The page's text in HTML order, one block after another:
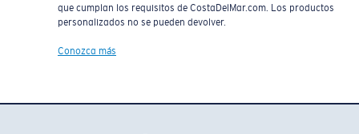
que cumplan los requisitos de CostaDelMar.com. Los productos
personalizados no se pueden devolver.
Conozca más